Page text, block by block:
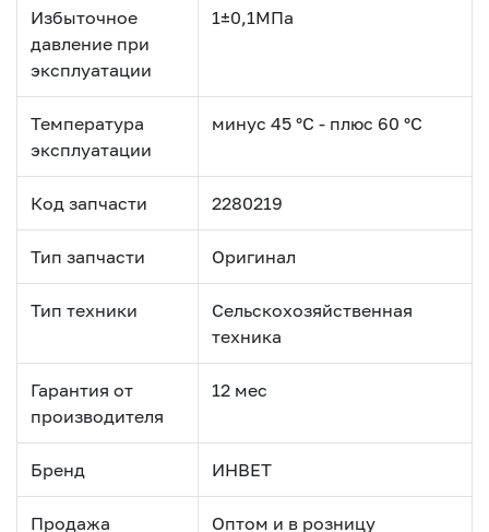
Избыточное
давление при
эксплуатации
1±0,1МПа
Температура
эксплуатации
минус 45 °С - плюс 60 °С
Код запчасти 2280219
Тип запчасти Оригинал
Тип техники
Сельскохозяйственная
техника
Гарантия от
производителя
12 мес
Бренд ИНВЕТ
Продажа Оптом и в розницу